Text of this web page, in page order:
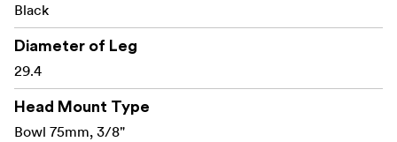
Spumă pe 2 picioare
cheie Allen.
Nota!Înălțimea maximă doar cu baza plată este de 145
Black
Diameter of Leg
29.4
Head Mount Type
Bowl 75mm, 3/8"